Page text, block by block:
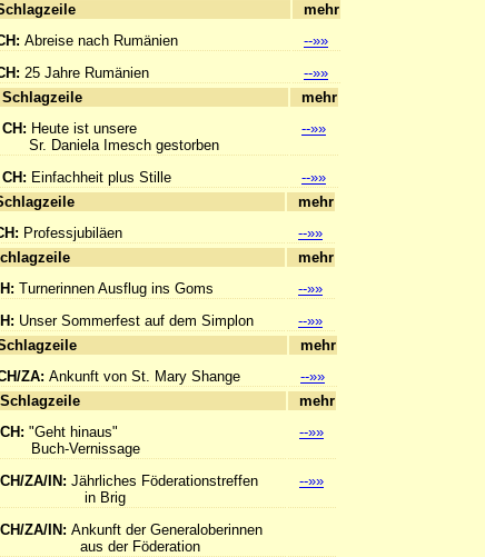
mehr
Abreise nach Rumänien
--»»
25 Jahre Rumänien
--»»
Schlagzeile
mehr
CH: Heute ist unsere
Sr. Daniela Imesch gestorben
--»»
CH: Einfachheit plus Stille
--»»
mehr
Professjubiläen
--»»
mehr
Turnerinnen Ausflug ins Goms
--»»
Unser Sommerfest auf dem Simplon
--»»
mehr
ZA: Ankunft von St. Mary Shange
--»»
Schlagzeile
mehr
CH: "Geht hinaus"
Buch-Vernissage
--»»
CH/ZA/IN: Jährliches Föderationstreffen
in Brig
--»»
CH/ZA/IN: Ankunft der Generaloberinnen
aus der Föderation